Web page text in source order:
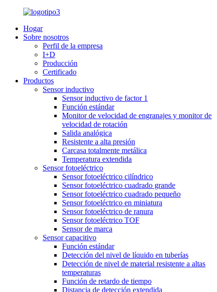
Hogar
Sobre nosotros
Perfil de la empresa
I+D
Producción
Certificado
Productos
Sensor inductivo
Sensor inductivo de factor 1
Función estándar
Monitor de velocidad de engranajes y monitor de
velocidad de rotación
Salida analógica
Resistente a alta presión
Carcasa totalmente metálica
Temperatura extendida
Sensor fotoeléctrico
Sensor fotoeléctrico cilíndrico
Sensor fotoeléctrico cuadrado grande
Sensor fotoeléctrico cuadrado pequeño
Sensor fotoeléctrico en miniatura
Sensor fotoeléctrico de ranura
Sensor fotoeléctrico TOF
Sensor de marca
Sensor capacitivo
Función estándar
Detección del nivel de líquido en tuberías
Detección de nivel de material resistente a altas
temperaturas
Función de retardo de tiempo
Distancia de detección extendida